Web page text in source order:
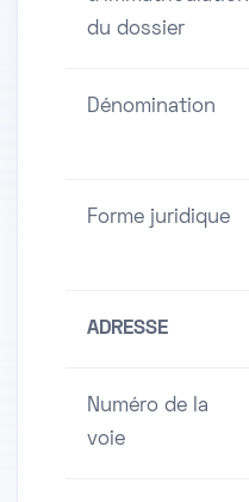
du dossier
Dénomination
Forme juridique
ADRESSE
Numéro de la
voie